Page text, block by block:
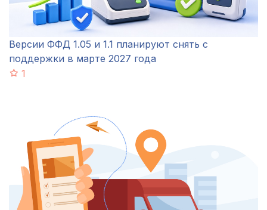
Версии ФФД 1.05 и 1.1 планируют снять с
поддержки в марте 2027 года
1